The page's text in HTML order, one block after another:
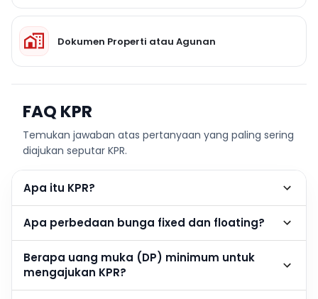
Dokumen Properti atau Agunan
FAQ KPR
Temukan jawaban atas pertanyaan yang paling sering
diajukan seputar KPR.
Apa itu KPR?
Apa perbedaan bunga fixed dan floating?
Berapa uang muka (DP) minimum untuk
mengajukan KPR?